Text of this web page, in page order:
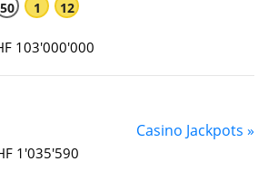
50 1 12
103'000'000
Casino Jackpots »
1'035'590